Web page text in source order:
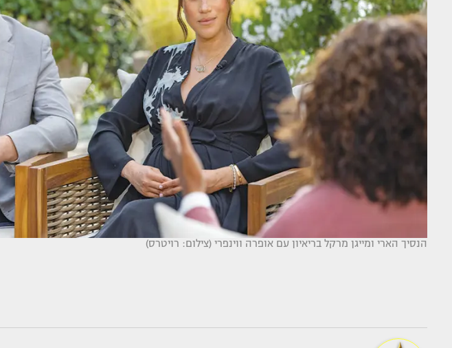
הנסיך הארי ומייגן מרקל בריאיון עם אופרה ווינפרי (צילום: רויטרס)